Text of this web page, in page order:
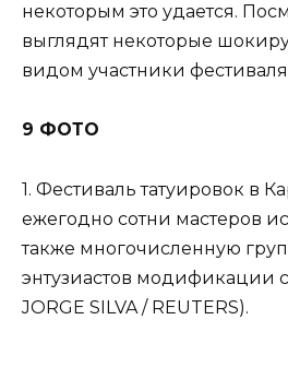
некоторым это удается.
выглядят некоторые
видом участники фестиваля
9 ФОТО
1. Фестиваль татуировок в
ежегодно сотни мастеров
также многочисленную
энтузиастов модификации
JORGE SILVA / REUTERS).